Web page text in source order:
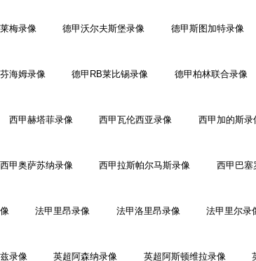
梅录像 德甲沃尔夫斯堡录像 德甲斯图加特录像
海姆录像 德甲RB莱比锡录像 德甲柏林联合录像
西甲赫塔菲录像 西甲瓦伦西亚录像 西甲加的斯录
西甲奥萨苏纳录像 西甲拉斯帕尔马斯录像 西甲巴塞
法甲里昂录像 法甲洛里昂录像 法甲里尔录
录像 英超阿森纳录像 英超阿斯顿维拉录像